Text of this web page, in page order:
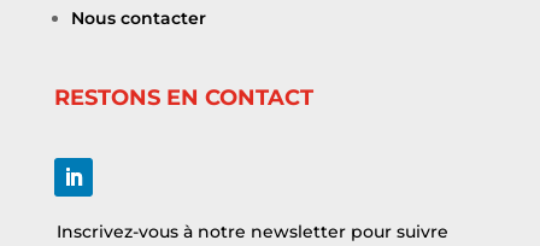
Nous contacter
RESTONS EN CONTACT
Inscrivez-vous à notre newsletter pour suivre